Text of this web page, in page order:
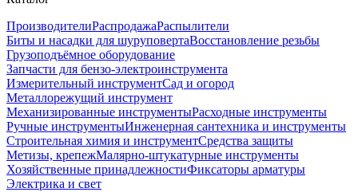
ПроизводителиРаспродажаРаспылители
Биты и насадки для шуруповертаВосстановление резьбы
Грузоподъёмное оборудование
Запчасти для бензо-электроинструмента
Измерительный инструментСад и огород
Металлорежущий инструмент
Механизированные инструментыРасходные инструменты
Ручные инструментыИнженерная сантехника и инструменты
Строительная химия и инструментСредства защиты
Метизы, крепежМалярно-штукатурные инструменты
Хозяйственные принадлежностиФиксаторы арматуры
Электрика и свет